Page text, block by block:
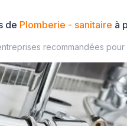
de Plomberie - sanitaire à
recommandées